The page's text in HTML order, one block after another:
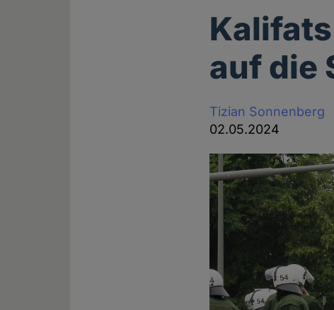
auf die
Tizian Sonnenberg
02.05.2024